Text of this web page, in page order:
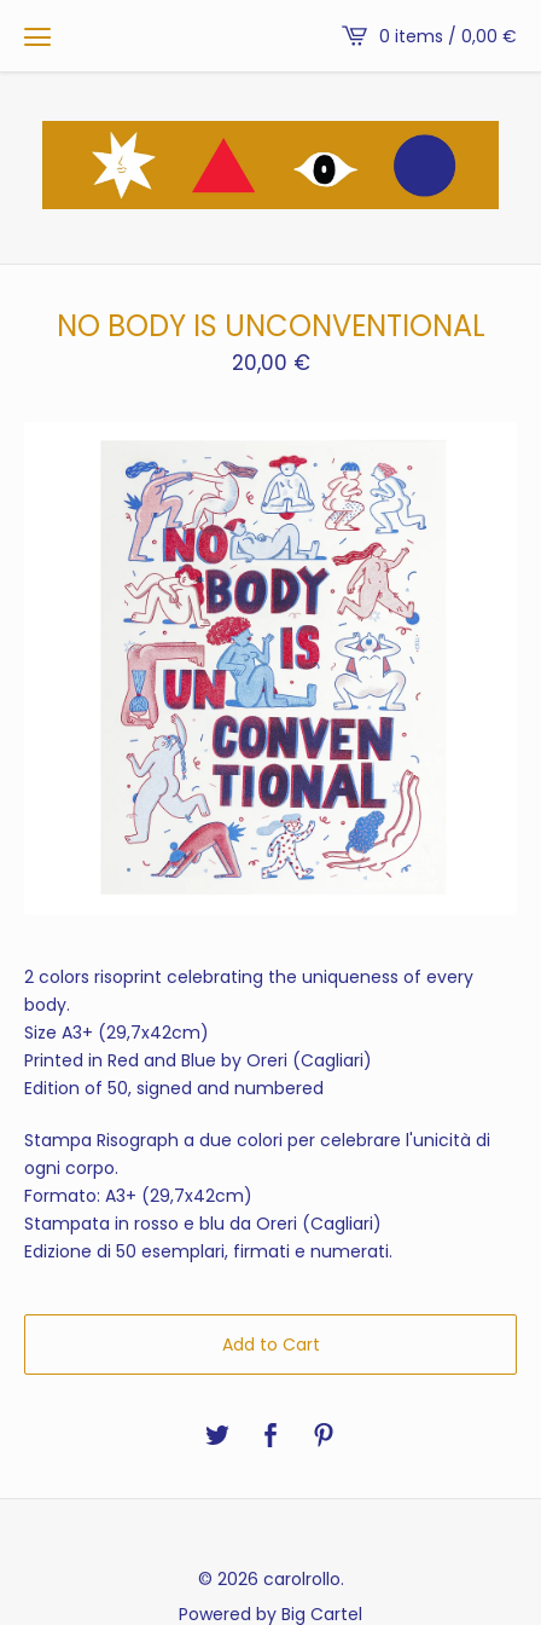
0 items / 0,00 €
NO BODY IS UNCONVENTIONAL
20,00 €
2 colors risoprint celebrating the uniqueness of every
body.
Size A3+ (29,7x42cm)
Printed in Red and Blue by Oreri (Cagliari)
Edition of 50, signed and numbered
Stampa Risograph a due colori per celebrare l'unicità di
ogni corpo.
Formato: A3+ (29,7x42cm)
Stampata in rosso e blu da Oreri (Cagliari)
Edizione di 50 esemplari, firmati e numerati.
Add to Cart
© 2026 carolrollo.
Powered by Big Cartel